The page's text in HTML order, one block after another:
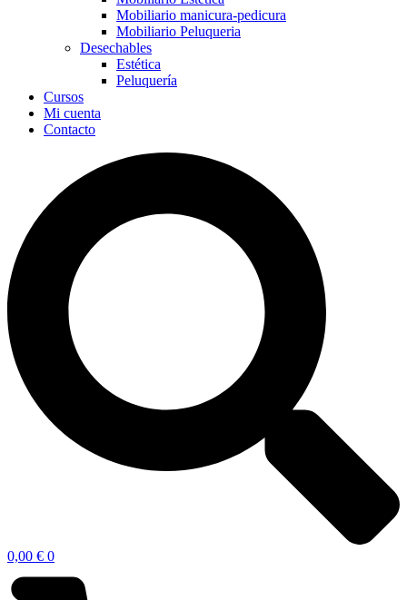
Mobiliario manicura-pedicura
Mobiliario Peluqueria
Desechables
Estética
Peluquería
Cursos
Mi cuenta
Contacto
0,00 € 0